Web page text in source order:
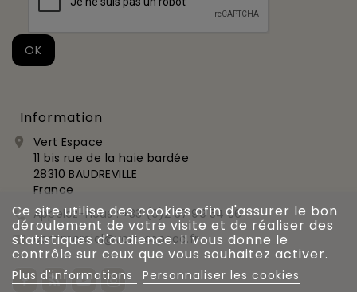
Information

Vert Espace
11 bis rue de la haie bardée
28310 BAUDREVILLE
France
 Appelez-nous :+33 (0)2 37 99 54 56
 commercial@vert-espace.fr
Ce site utilise des cookies afin d'assurer le bon
déroulement de votre visite et de réaliser des
statistiques d'audience. Il vous donne le
contrôle sur ceux que vous souhaitez activer.
Plus d'informations Personnaliser les cookies